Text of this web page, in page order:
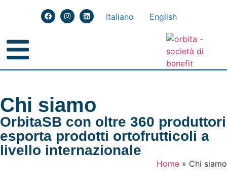
Italiano English
Chi siamo
OrbitaSB con oltre 360 produttori
esporta prodotti ortofrutticoli a
livello internazionale
Home » Chi siamo